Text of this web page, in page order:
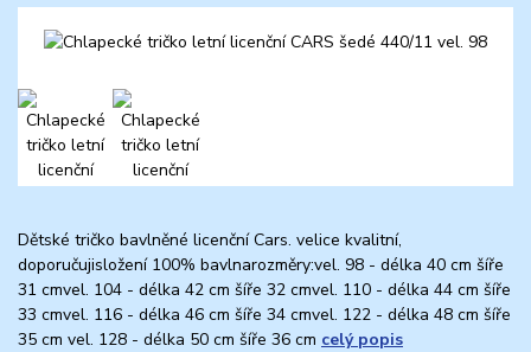
Dětské tričko bavlněné licenční Cars. velice kvalitní,
doporučujisložení 100% bavlnarozměry:vel. 98 - délka 40 cm šíře
31 cmvel. 104 - délka 42 cm šíře 32 cmvel. 110 - délka 44 cm šíře
33 cmvel. 116 - délka 46 cm šíře 34 cmvel. 122 - délka 48 cm šíře
35 cm vel. 128 - délka 50 cm šíře 36 cm celý popis